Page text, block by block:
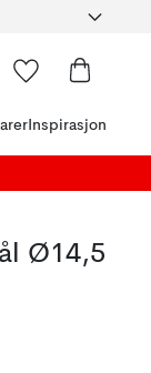
Inspirasjon
Ø14,5